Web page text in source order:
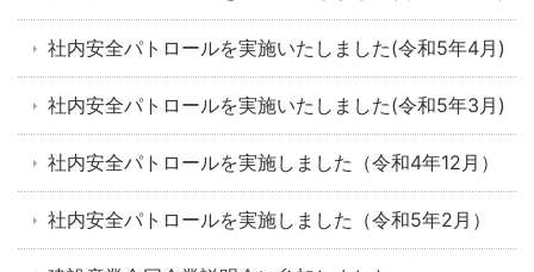
社内安全パトロールを実施いたしました(令和5年4月)
社内安全パトロールを実施いたしました(令和5年3月)
社内安全パトロールを実施しました（令和4年12月）
社内安全パトロールを実施しました（令和5年2月）